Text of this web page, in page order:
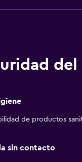
de productos
sin contacto